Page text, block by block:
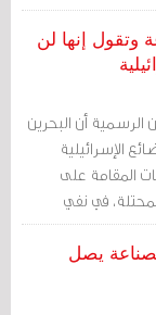
في "سجلي" على كل
في وسائل
يخدم التجار
الدخل المحدود
لجأوا لوسائل
أجل كسب بضعة
وتقول إنها لن
الرسمية أن البحرين
الإسرائيلية
المقامة على
في نفي
التجارة في
يصل